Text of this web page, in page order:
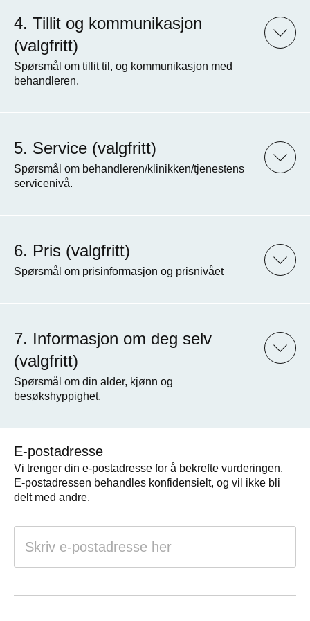
Tillit og kommunikasjon
(valgfritt)
Spørsmål om tillit til, og kommunikasjon med
behandleren.
Service (valgfritt)
Spørsmål om behandleren/klinikken/tjenestens
servicenivå.
Pris (valgfritt)
Spørsmål om prisinformasjon og prisnivået
Informasjon om deg selv
(valgfritt)
Spørsmål om din alder, kjønn og
besøkshyppighet.
E-postadresse
Vi trenger din e-postadresse for å bekrefte vurderingen.
E-postadressen behandles konfidensielt, og vil ikke bli
delt med andre.